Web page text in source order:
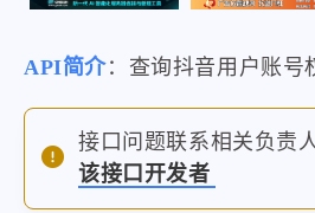
API简介：查询抖音用户账号
接口问题联系相关负责
该接口开发者